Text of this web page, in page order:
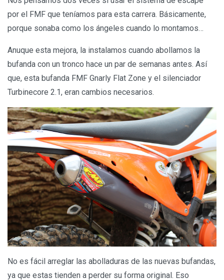
por el FMF que teníamos para esta carrera. Básicamente,
porque sonaba como los ángeles cuando lo montamos…
Anuque esta mejora, la instalamos cuando abollamos la
bufanda con un tronco hace un par de semanas antes. Así
que, esta bufanda FMF Gnarly Flat Zone y el silenciador
Turbinecore 2.1, eran cambios necesarios.
No es fácil arreglar las abolladuras de las nuevas bufandas,
ya que estas tienden a perder su forma original. Eso